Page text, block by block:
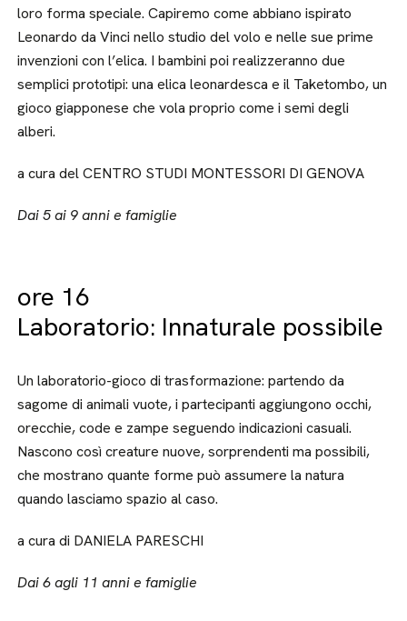
loro forma speciale. Capiremo come abbiano ispirato
Leonardo da Vinci nello studio del volo e nelle sue prime
invenzioni con l’elica. I bambini poi realizzeranno due
semplici prototipi: una elica leonardesca e il Taketombo, un
gioco giapponese che vola proprio come i semi degli
alberi.
a cura del CENTRO STUDI MONTESSORI DI GENOVA
Dai 5 ai 9 anni e famiglie
ore 16
Laboratorio: Innaturale possibile
Un laboratorio-gioco di trasformazione: partendo da
sagome di animali vuote, i partecipanti aggiungono occhi,
orecchie, code e zampe seguendo indicazioni casuali.
Nascono così creature nuove, sorprendenti ma possibili,
che mostrano quante forme può assumere la natura
quando lasciamo spazio al caso.
a cura di DANIELA PARESCHI
Dai 6 agli 11 anni e famiglie